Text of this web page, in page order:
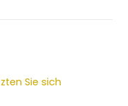
Sie sich